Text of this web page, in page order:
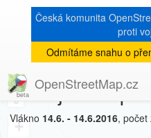
Česká komunita
proti
Odmítáme snahu o
OpenStreetMap.cz
8
+
« zpět na
[Talk-cz]
Proč je zde
Vlákno 14.6. - 14.6.2016, počet